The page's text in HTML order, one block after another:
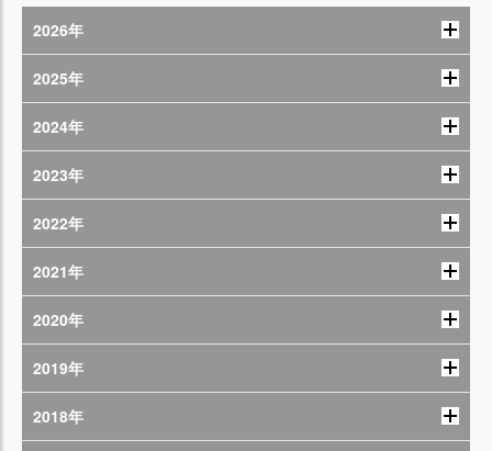
2026年
2025年
2024年
2023年
2022年
2021年
2020年
2019年
2018年